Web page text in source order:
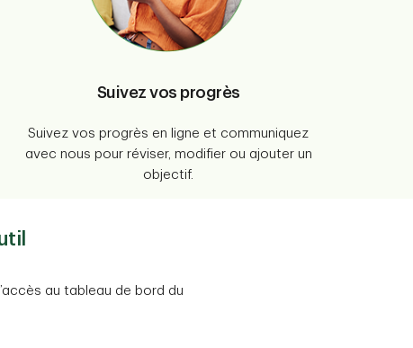
Suivez vos progrès
Suivez vos progrès en ligne et communiquez
avec nous pour réviser, modifier ou ajouter un
objectif.
au tableau de bord du